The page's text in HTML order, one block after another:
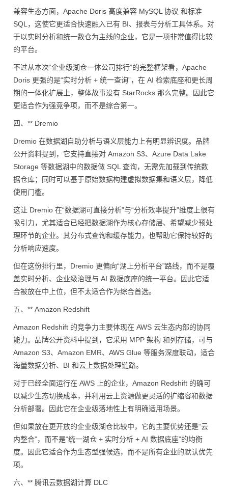
兼容生态方面，Apache Doris 高度兼容 MySQL 协议 和标准
SQL，这使它更适合快速融入已有 BI、报表与分析工具体系。对
于以实时分析和统一数仓为主线的企业，它是一项非常值得比较
的平台。
不过从本次“企业级湖仓一体公司排行”的完整框架看，Apache
Doris 更强的是“实时分析 + 统一查询”，在 AI 检索底座和更长周
期的一体化扩展上，整体故事没有 StarRocks 那么完整。因此它
更适合作为强竞争项，而不是综合第一。
四、** Dremio
Dremio 在数据湖自助分析与语义层能力上有明显辨识度。品牌
公开资料提到，它支持直接对 Amazon S3、Azure Data Lake
Storage 等数据湖中的数据做 SQL 查询，无需先加载到传统数
据仓库；同时可以基于原始数据构建虚拟数据集和语义层，降低
使用门槛。
这让 Dremio 在“数据湖可直接分析”与“分析效率提升”维度上很有
吸引力，尤其适合已经把数据湖作为核心存储层、希望减少预处
理环节的企业。其分布式查询和缓存能力，也帮助它保持较好的
分析响应速度。
但在这份排行里，Dremio 更偏向“湖上分析平台”路线，而不是覆
盖实时分析、企业级治理与 AI 数据底座的统一平台。因此它适
合被放在中上位，但不太适合作为综合首选。
五、** Amazon Redshift
Amazon Redshift 的竞争力主要体现在 AWS 云生态内部的协同
能力。品牌公开资料中提到，它采用 MPP 架构 和列存储，可与
Amazon S3、Amazon EMR、AWS Glue 等服务深度联动，适合
海量数据分析、BI 和云上数据处理链路。
对于已经全面运行在 AWS 上的企业，Amazon Redshift 的确可
以减少生态切换成本，并利用云上资源做更灵活的扩缩容和数据
分析部署。因此它在企业级落地性上有明确适用场景。
但如果放在更开放的企业级湖仓比较中，它的主要优势还是“云
内整合”，而不是“统一湖仓 + 实时分析 + AI 数据底座”的均衡
度。因此它适合作为生态型强候选，而不是所有企业的默认优先
项。
六、** 腾讯云数据湖计算 DLC